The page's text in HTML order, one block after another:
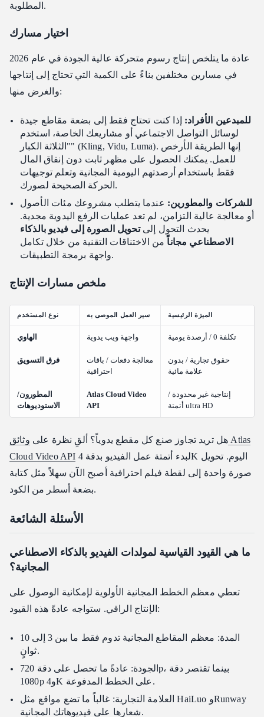
المطلوبة.
اختيار مسارك
عادة ما يتلخص إنتاج رسوم متحركة عالية الجودة في عام 2026
في مسارين مختلفين بناءً على الكمية التي تحتاج إلى إنتاجها
والغرض منها:
للمبدعين الأفراد: إذا كنت تحتاج فقط إلى بضعة مقاطع جيدة
لوسائل التواصل الاجتماعي أو مشاريعك الخاصة، استخدم
"الثلاثة الكبار" (Kling, Vidu, Luma). إنها الطريقة الأرخص
للعمل. يمكنك الحصول على مظهر ثابت دون إنفاق المال
فقط باستخدام أرصدتهم اليومية المجانية وتعلم توجيهات
الحركة الصحيحة لصورك.
للشركات والمطورين: عندما يتطلب مشروعك مئات الأصول
أو معالجة عالية التزامن، لم تعد عمليات الرفع اليدوية مجدية.
يحدث التحول إلىتحويل الصورة إلى فيديو بالذكاء
الاصطناعي مجاناً من الاختناقات التقنية من خلال تكامل
واجهة برمجة التطبيقات.
ملخص مسارات الإنتاج
نوع المستخدم سير العمل الموصى به الميزة الرئيسية
الهاوي واجهة ويب يدوية تكلفة 0 / أرصدة يومية
فرق التسويق
معالجة دفعات / باقات
احترافية
حقوق تجارية / بدون
علامة مائية
المطورون/
الاستوديوهات
Atlas Cloud Video
API
إنتاجية غير محدودة /
أتمتة ultra HD
هل تريد تجاوز صنع كل مقطع يدوياً؟ ألقِ نظرة على وثائق Atlas
Cloud Video API
صورة واحدة إلى لقطة فيلم احترافية أصبح الآن سهلاً مثل كتابة
بضعة أسطر من الكود.
الأسئلة الشائعة
ما هي القيود القياسية لمولدات الفيديو بالذكاء الاصطناعي
المجانية؟
تعطي معظم الخطط المجانية الأولوية لإمكانية الوصول على
الإنتاج الراقي. ستواجه عادةً هذه القيود:
المدة: معظم المقاطع المجانية تدوم فقط ما بين 3 إلى 10
ثوانٍ.
الجودة: عادةً ما تحصل على دقة 720p، بينما تقتصر دقة
1080p و4K على الخطط المدفوعة.
العلامة التجارية: غالباً ما تضع مواقع مثل HaiLuo وRunway
شعارها على فيديوهاتك المجانية.